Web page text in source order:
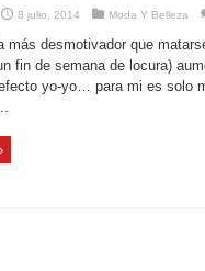
8 julio, 2014 Moda Y Belleza
más desmotivador que
fin de semana de locura)
yo-yo… para mi es solo